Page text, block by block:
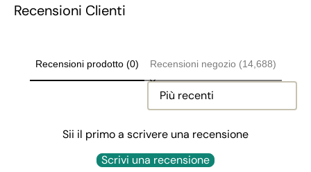
Recensioni Clienti
Recensioni prodotto (0) Recensioni negozio (14,688)
Sort reviews by
Sii il primo a scrivere una recensione
Scrivi una recensione